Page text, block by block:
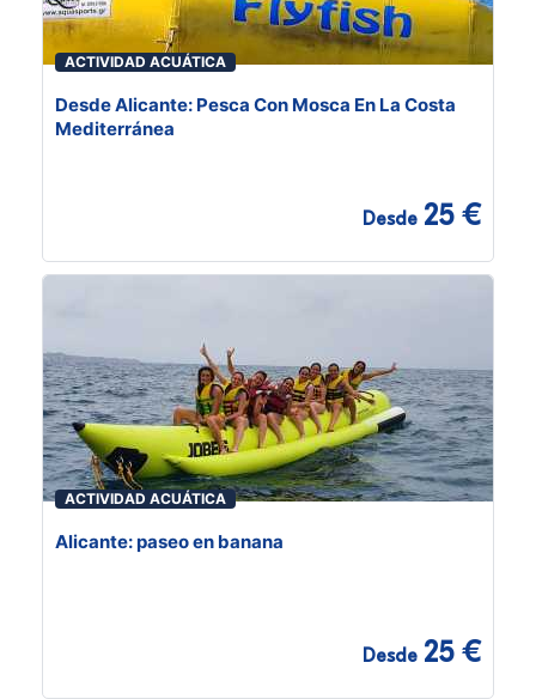
ACTIVIDAD ACUÁTICA
Desde Alicante: Pesca Con Mosca En La Costa
Mediterránea
Desde 25 €
ACTIVIDAD ACUÁTICA
Alicante: paseo en banana
Desde 25 €